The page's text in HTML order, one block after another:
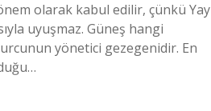
olarak kabul edilir, çünkü Yay
uyuşmaz. Güneş hangi
yönetici gezegenidir. En